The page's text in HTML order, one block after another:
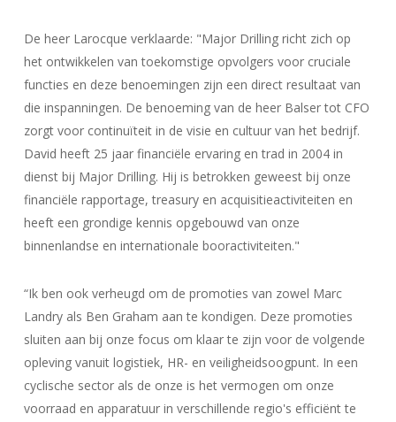
De heer Larocque verklaarde: "Major Drilling richt zich op
het ontwikkelen van toekomstige opvolgers voor cruciale
functies en deze benoemingen zijn een direct resultaat van
die inspanningen. De benoeming van de heer Balser tot CFO
zorgt voor continuïteit in de visie en cultuur van het bedrijf.
David heeft 25 jaar financiële ervaring en trad in 2004 in
dienst bij Major Drilling. Hij is betrokken geweest bij onze
financiële rapportage, treasury en acquisitieactiviteiten en
heeft een grondige kennis opgebouwd van onze
binnenlandse en internationale booractiviteiten."
“Ik ben ook verheugd om de promoties van zowel Marc
Landry als Ben Graham aan te kondigen. Deze promoties
sluiten aan bij onze focus om klaar te zijn voor de volgende
opleving vanuit logistiek, HR- en veiligheidsoogpunt. In een
cyclische sector als de onze is het vermogen om onze
voorraad en apparatuur in verschillende regio's efficiënt te